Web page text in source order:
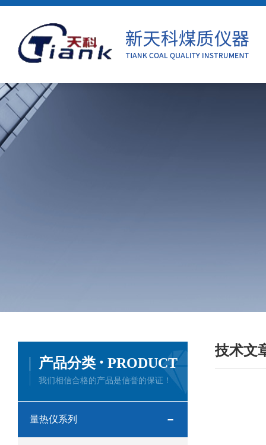
产品分类 · PRODUCT
我们相信合格的产品是信誉的保证！
量热仪系列
技术文